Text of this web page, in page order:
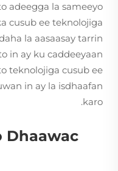
adeegga la sameeyo
cusub ee teknolojiga
la aasaasay tarrin
in ay ku caddeeyaan
teknolojiga cusub ee
in ay la isdhaafan
karo.
Dhaawac